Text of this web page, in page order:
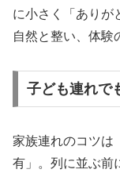
に小さく「ありが
自然と整い、体験
子ども連れで
家族連れのコツは
有」。列に並ぶ前